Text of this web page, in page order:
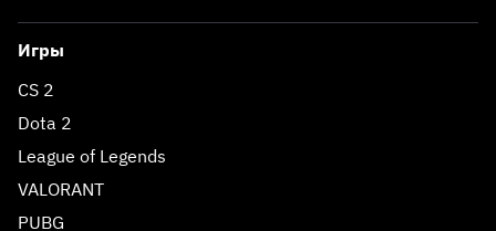
Игры
CS 2
Dota 2
League of Legends
VALORANT
PUBG